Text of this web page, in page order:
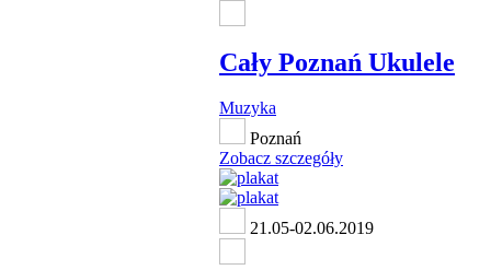
Cały Poznań Ukulele
Muzyka
Poznań
Zobacz szczegóły
21.05-02.06.2019